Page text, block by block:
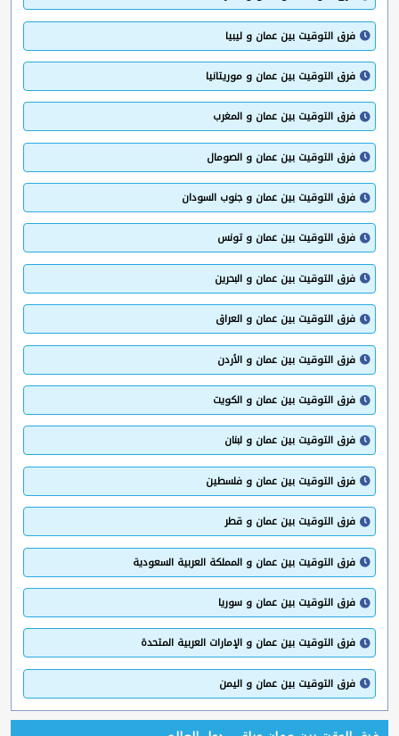
فرق التوقيت بين عمان و ليبيا
فرق التوقيت بين عمان و موريتانيا
فرق التوقيت بين عمان و المغرب
فرق التوقيت بين عمان و الصومال
فرق التوقيت بين عمان و جنوب السودان
فرق التوقيت بين عمان و تونس
فرق التوقيت بين عمان و البحرين
فرق التوقيت بين عمان و العراق
فرق التوقيت بين عمان و الأردن
فرق التوقيت بين عمان و الكويت
فرق التوقيت بين عمان و لبنان
فرق التوقيت بين عمان و فلسطين
فرق التوقيت بين عمان و قطر
فرق التوقيت بين عمان و المملكة العربية السعودية
فرق التوقيت بين عمان و سوريا
فرق التوقيت بين عمان و الإمارات العربية المتحدة
فرق التوقيت بين عمان و اليمن